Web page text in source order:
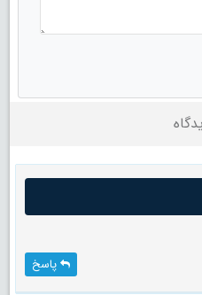
پاسخ